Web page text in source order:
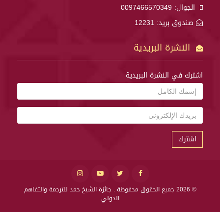
الجوال: 0097466570349
صندوق بريد: 12231
النشرة البريدية
اشترك في النشرة البريدية
اشترك
© 2026 جميع الحقوق محفوظة .
جائزة الشيخ حمد للترجمة والتفاهم
الدولي